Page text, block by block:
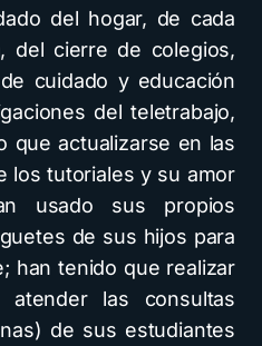
del hogar, de cada
del cierre de colegios,
cuidado y educación
del teletrabajo,
actualizarse en las
los tutoriales y su amor
usado sus propios
de sus hijos para
han tenido que realizar
las consultas
de sus estudiantes